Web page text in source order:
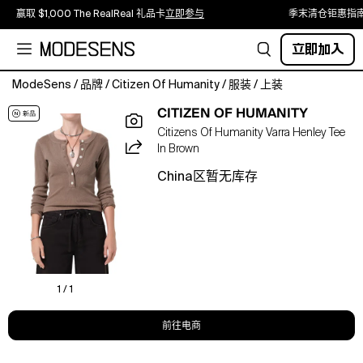
赢取 $1,000 The RealReal 礼品卡立即参与 季末清仓钜惠指
立即加入
ModeSens / 品牌 / Citizen Of Humanity / 服装 /
上装
of
Humanity
Tee.Color:Cocoa.Size:XS.Material:49%
regenerative
lyocell
spandex.Tees.
1 / 1
CITIZEN OF HUMANITY
Citizens Of Humanity Varra Henley Tee
In Brown
China区暂无库存
前往电商